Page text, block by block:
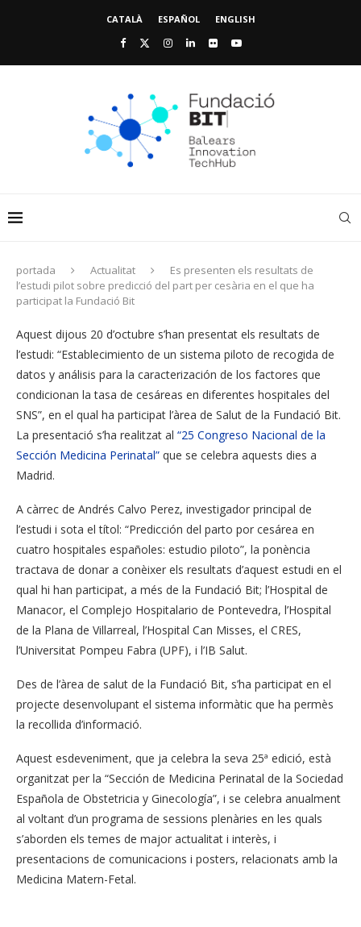
CATALÀ ESPAÑOL ENGLISH
portada Actualitat
Es presenten els resultats de
l’estudi pilot sobre predicció del part per cesària en el que ha
participat la Fundació Bit
Aquest dijous 20 d’octubre s’han presentat els resultats de
l’estudi: “Establecimiento de un sistema piloto de recogida de
datos y análisis para la caracterización de los factores que
condicionan la tasa de cesáreas en diferentes hospitales del
SNS”, en el qual ha participat l’àrea de Salut de la Fundació Bit.
La presentació s’ha realitzat al “25 Congreso Nacional de la
Sección Medicina Perinatal” que se celebra aquests dies a
Madrid.
A càrrec de Andrés Calvo Perez, investigador principal de
l’estudi i sota el títol: “Predicción del parto por cesárea en
cuatro hospitales españoles: estudio piloto”, la ponència
tractava de donar a conèixer els resultats d’aquest estudi en el
qual hi han participat, a més de la Fundació Bit; l’Hospital de
Manacor, el Complejo Hospitalario de Pontevedra, l’Hospital
de la Plana de Villarreal, l’Hospital Can Misses, el CRES,
l’Universitat Pompeu Fabra (UPF), i l’IB Salut.
Des de l’àrea de salut de la Fundació Bit, s’ha participat en el
projecte desenvolupant el sistema informàtic que ha permès
la recollida d’informació.
Aquest esdeveniment, que ja celebra la seva 25ª edició, està
organitzat per la “Sección de Medicina Perinatal de la Sociedad
Española de Obstetricia y Ginecología”, i se celebra anualment
al voltant d’un programa de sessions plenàries en les quals
s’aborden els temes de major actualitat i interès, i
presentacions de comunicacions i posters, relacionats amb la
Medicina Matern-Fetal.